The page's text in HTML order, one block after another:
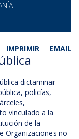
EMAIL
IMPRIMIR
dictaminar
policías,
vinculado a la
de la
Organizaciones no